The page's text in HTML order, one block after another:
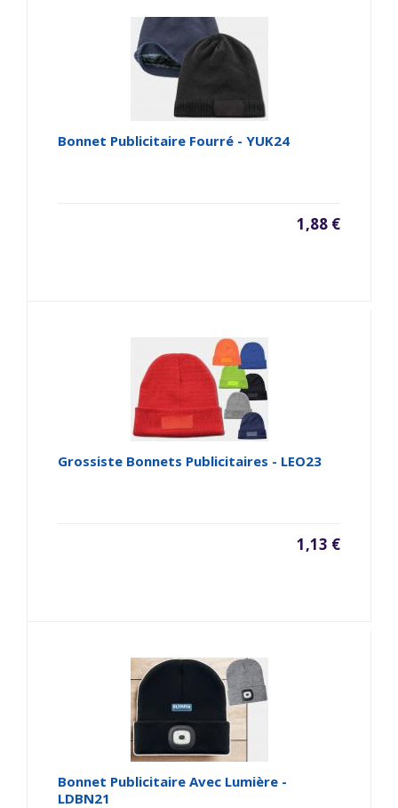
Bonnet Publicitaire Fourré - YUK24
1,88 €
Grossiste Bonnets Publicitaires - LEO23
1,13 €
Bonnet Publicitaire Avec Lumière -
LDBN21